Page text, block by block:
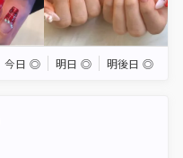
今日 ◎ 明日 ◎ 明後日 ◎